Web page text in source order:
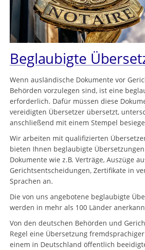
Beglaubigte
Wenn ausländische Dokumente vor
Behörden vorzulegen sind, ist eine
erforderlich. Dafür müssen diese
vereidigten Übersetzer übersetzt,
anschließend mit einem Stempel
Wir arbeiten mit qualifizierten
bieten Ihnen beglaubigte
Dokumente wie z.B. Verträge, Auszüge
Gerichtsentscheidungen, Zertifikate in
Sprachen an.
Die von uns angebotene beglaubigte
werden in mehr als 100 Länder
Von den deutschen Behörden und
Regel eine Übersetzung
einem in Deutschland öffentlich